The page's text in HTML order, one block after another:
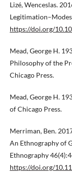
Lizé, Wenceslas.
https://doi.org/
Mead, George H.
Philosophy of the
Chicago Press.
Mead, George H.
of Chicago Press.
Merriman, Ben.
An Ethnography of
Ethnography
https://doi.org/